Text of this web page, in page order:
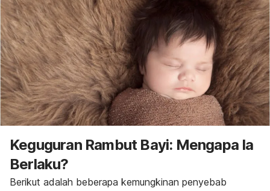
Keguguran Rambut Bayi: Mengapa Ia
Berlaku?
Berikut adalah beberapa kemungkinan penyebab